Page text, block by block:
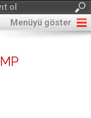
ol
Menüyü göster